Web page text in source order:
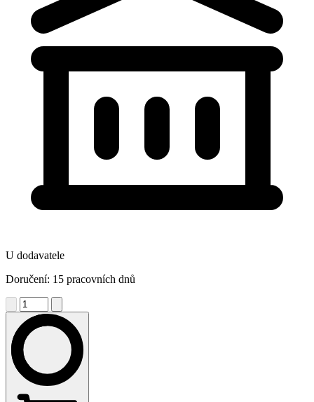
U dodavatele
Doručení: 15 pracovních dnů